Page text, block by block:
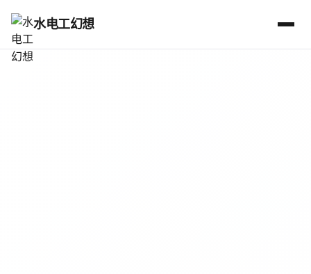
水电工幻想